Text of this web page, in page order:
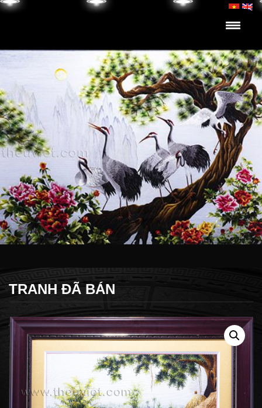
Skip to content
TRANH ĐÃ BÁN